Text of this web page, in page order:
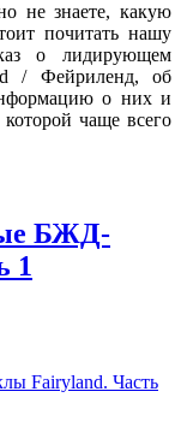
не знаете, какую
почитать нашу
о лидирующем
/ Фейриленд, об
о них и
чаще всего
БЖД-
1